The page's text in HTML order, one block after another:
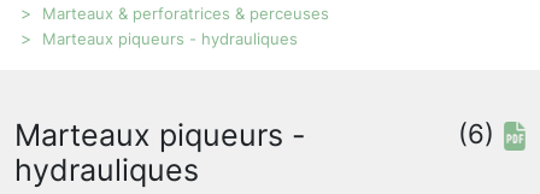
Marteaux & perforatrices & perceuses
Marteaux piqueurs - hydrauliques
Marteaux piqueurs -
hydrauliques
(6)